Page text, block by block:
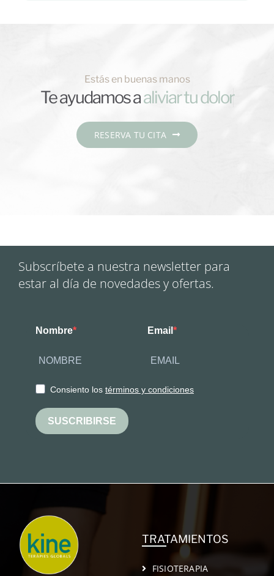
Estás en buenas manos
Te ayudamos a
RESERVA TU CITA
Subscríbete a nuestra newsletter para
estar al día de novedades y ofertas.
Nombre Email
Consiento los términos y condiciones
SUSCRIBIRSE
TRATAMIENTOS
FISIOTERAPIA